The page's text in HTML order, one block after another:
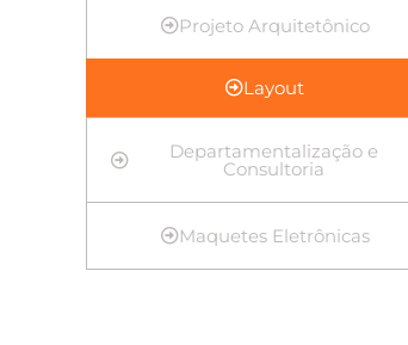
Projeto Arquitetônico
Layout
Departamentalização e
Consultoria
Maquetes Eletrônicas